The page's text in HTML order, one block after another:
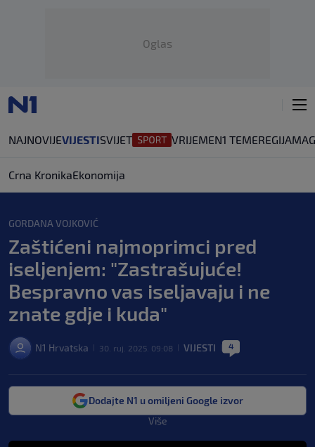
Oglas
NAJNOVIJEVIJESTISVIJET VRIJEMEN1 TEMEREGIJA
Crna KronikaEkonomija
GORDANA VOJKOVIĆ
Zaštićeni najmoprimci pred
iseljenjem: "Zastrašujuće!
Bespravno vas iseljavaju i ne
znate gdje i kuda"
N1 Hrvatska 30. ruj. 2025. 09:08 VIJESTI 4
Dodajte N1 u omiljeni Google izvor
Više